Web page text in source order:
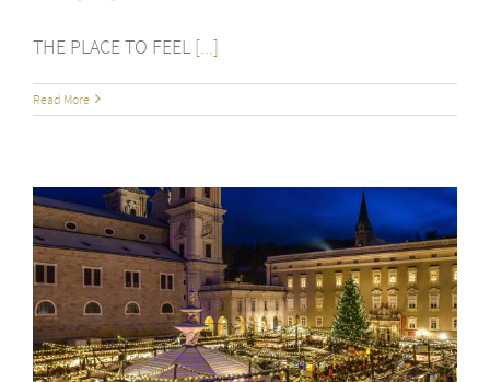
THE PLACE TO FEEL [...]
Read More